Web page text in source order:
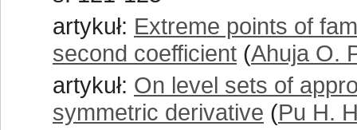
artykuł: Extreme points of
second coefficient (Ahuja O.
artykuł: On level sets of
symmetric derivative (Pu H.